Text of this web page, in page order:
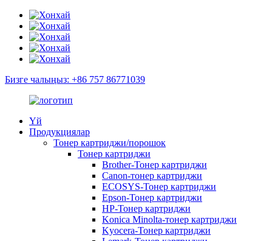
Бизге чалыңыз: +86 757 86771039
Үй
Продукциялар
Тонер картриджи/порошок
Тонер картриджи
Brother-Тонер картриджи
Canon-тонер картриджи
ECOSYS-Тонер картриджи
Epson-Тонер картриджи
HP-Тонер картриджи
Konica Minolta-тонер картриджи
Kyocera-Тонер картриджи